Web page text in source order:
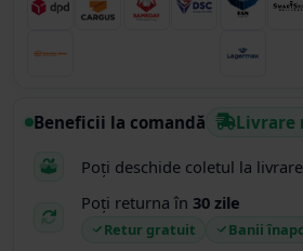
Beneficii la comandă Livrare
Poți deschide coletul la livrare
Poți returna în 30 zile
Retur gratuit Banii